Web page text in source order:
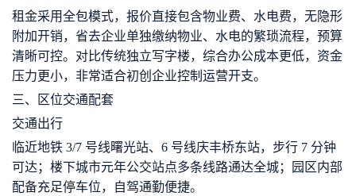
租金采用全包模式，报价直接包含物业费、水电费，无隐形
附加开销，省去企业单独缴纳物业、水电的繁琐流程，预算
清晰可控。对比传统独立写字楼，综合办公成本更低，资金
压力更小，非常适合初创企业控制运营开支。
三、区位交通配套
交通出行
临近地铁 3/7 号线曙光站、6 号线庆丰桥东站，步行 7 分钟
可达；楼下城市元年公交站点多条线路通达全城；园区内部
配备充足停车位，自驾通勤便捷。